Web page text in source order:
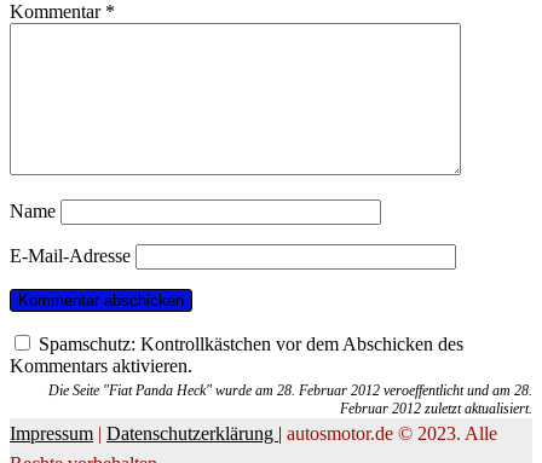
Kommentar *
Name
E-Mail-Adresse
Spamschutz: Kontrollkästchen vor dem Abschicken des
Kommentars aktivieren.
Die Seite "Fiat Panda Heck" wurde am 28. Februar 2012 veroeffentlicht und am 28.
Februar 2012 zuletzt aktualisiert.
Impressum | Datenschutzerklärung | autosmotor.de © 2023. Alle